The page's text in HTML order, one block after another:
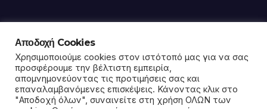
Παρέμβαση για την
κοινωνία και το περιβάλλον
Αποδοχή Cookies
Χρησιμοποιούμε cookies στον ιστότοπό μας για να σας
προσφέρουμε την βέλτιστη εμπειρία,
απομνημονεύοντας τις προτιμήσεις σας και
επαναλαμβανόμενες επισκέψεις. Κάνοντας κλικ στο
"Αποδοχή όλων", συναινείτε στη χρήση ΟΛΩΝ των